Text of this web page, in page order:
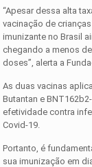
“Apesar dessa alta
vacinação de
imunizante no Brasil
chegando a menos
doses”, alerta a
As duas vacinas
Butantan e
efetividade contra
Covid-19.
Portanto, é
sua imunização em